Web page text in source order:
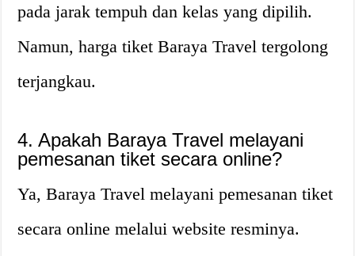
pada jarak tempuh dan kelas yang dipilih.
Namun, harga tiket Baraya Travel tergolong
terjangkau.
4. Apakah Baraya Travel melayani
pemesanan tiket secara online?
Ya, Baraya Travel melayani pemesanan tiket
secara online melalui website resminya.